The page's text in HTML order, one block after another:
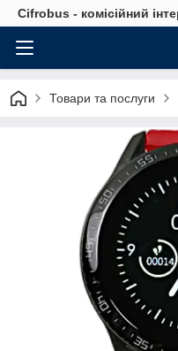
Cifrobus - комiсiйний
Товари та послуги